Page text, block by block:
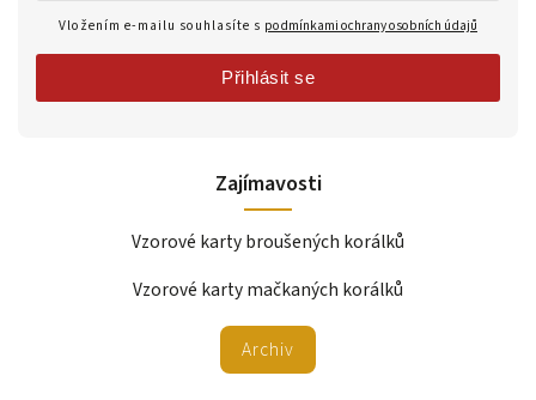
Zajímavosti
Vzorové karty broušených korálků
Vzorové karty mačkaných korálků
Archiv
Vložením e-mailu souhlasíte s podmínkami ochrany osobních údajů
Přihlásit se